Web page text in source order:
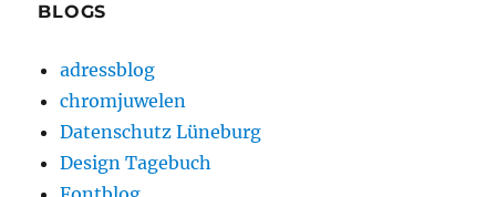
BLOGS
adressblog
chromjuwelen
Datenschutz Lüneburg
Design Tagebuch